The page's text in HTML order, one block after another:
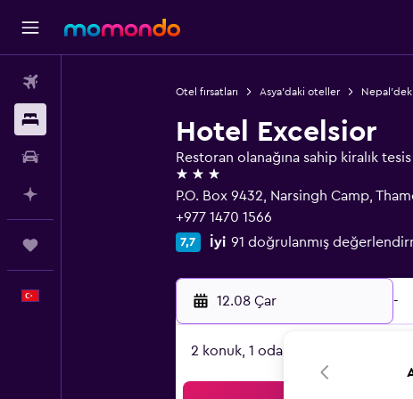
Otel fırsatları Asya'daki oteller
Hotel Excelsior
Restoran olanağına sahip kiralık tesis
3 yıldız
P.O. Box 9432, Narsingh Camp,
+977 1470 1566
7,7 İyi 91 doğrulanmış
12.08 Çar -
2 konuk, 1 oda